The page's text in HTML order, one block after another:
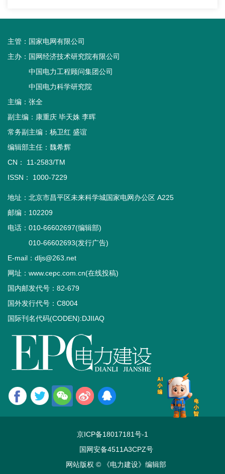
主管： 国家电网有限公司
主办： 国网经济技术研究院有限公司
中国电力工程顾问集团公司
中国电力科学研究院
主编：张全
副主编：康重庆 毕天姝 李晖
常务副主编：杨卫红 盛谊
编辑部主任：魏希辉
CN： 11-2583/TM
ISSN： 1000-7229
地址：北京市昌平区未来科学城国家电网办公区 A225
邮编：102209
电话：010-66602697(编辑部)
010-66602693(发行广告)
E-mail：dljs@263.net
网址：www.cepc.com.cn(在线投稿)
国内邮发代号：82-679
国外发行代号：C8004
国际刊名代码(CODEN):DJIIAQ
京ICP备18017181号-1
国网安备4511A3CPZ号
网站版权 © 《电力建设》编辑部